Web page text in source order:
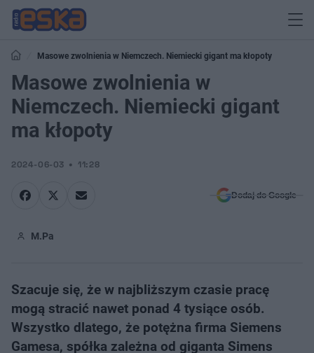
Masowe zwolnienia w Niemczech. Niemiecki gigant ma kłopoty
Masowe zwolnienia w
Niemczech. Niemiecki gigant
ma kłopoty
2024-06-03 11:28
Dodaj do Google
M.Pa
Szacuje się, że w najbliższym czasie pracę
mogą stracić nawet ponad 4 tysiące osób.
Wszystko dlatego, że potężna firma Siemens
Gamesa, spółka zależna od giganta Simens